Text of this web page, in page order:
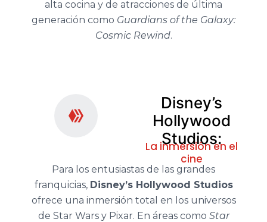
alta cocina y de atracciones de última
generación como Guardians of the Galaxy:
Cosmic Rewind.
Disney’s
Hollywood
Studios:
La inmersión en el
cine
Para los entusiastas de las grandes
franquicias, Disney’s Hollywood Studios
ofrece una inmersión total en los universos
de Star Wars y Pixar. En áreas como Star